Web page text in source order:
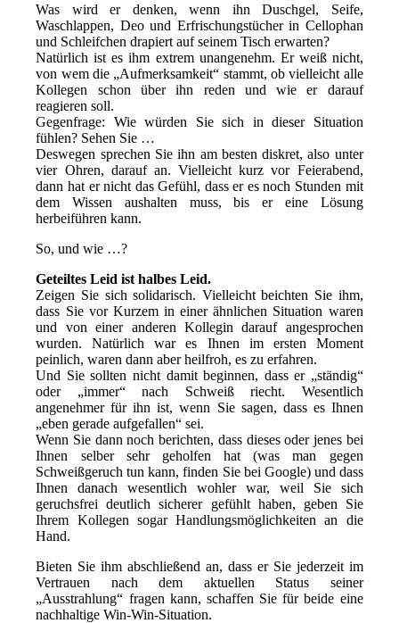
Was wird er denken, wenn ihn Duschgel, Seife,
Waschlappen, Deo und Erfrischungstücher in Cellophan
und Schleifchen drapiert auf seinem Tisch erwarten?
Natürlich ist es ihm extrem unangenehm. Er weiß nicht,
von wem die „Aufmerksamkeit“ stammt, ob vielleicht alle
Kollegen schon über ihn reden und wie er darauf
reagieren soll.
Gegenfrage: Wie würden Sie sich in dieser Situation
fühlen? Sehen Sie …
Deswegen sprechen Sie ihn am besten diskret, also unter
vier Ohren, darauf an. Vielleicht kurz vor Feierabend,
dann hat er nicht das Gefühl, dass er es noch Stunden mit
dem Wissen aushalten muss, bis er eine Lösung
herbeiführen kann.
So, und wie …?
Geteiltes Leid ist halbes Leid.
Zeigen Sie sich solidarisch. Vielleicht beichten Sie ihm,
dass Sie vor Kurzem in einer ähnlichen Situation waren
und von einer anderen Kollegin darauf angesprochen
wurden. Natürlich war es Ihnen im ersten Moment
peinlich, waren dann aber heilfroh, es zu erfahren.
Und Sie sollten nicht damit beginnen, dass er „ständig“
oder „immer“ nach Schweiß riecht. Wesentlich
angenehmer für ihn ist, wenn Sie sagen, dass es Ihnen
„eben gerade aufgefallen“ sei.
Wenn Sie dann noch berichten, dass dieses oder jenes bei
Ihnen selber sehr geholfen hat (was man gegen
Schweißgeruch tun kann, finden Sie bei Google) und dass
Ihnen danach wesentlich wohler war, weil Sie sich
geruchsfrei deutlich sicherer gefühlt haben, geben Sie
Ihrem Kollegen sogar Handlungsmöglichkeiten an die
Hand.
Bieten Sie ihm abschließend an, dass er Sie jederzeit im
Vertrauen nach dem aktuellen Status seiner
„Ausstrahlung“ fragen kann, schaffen Sie für beide eine
nachhaltige Win-Win-Situation.